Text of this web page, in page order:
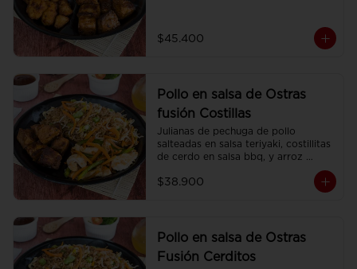
$45.400
Pollo en salsa de Ostras
fusión Costillas
Julianas de pechuga de pollo
salteadas en salsa teriyaki, costillitas
de cerdo en salsa bbq, y arroz
$38.900
Pollo en salsa de Ostras
Fusión Cerditos